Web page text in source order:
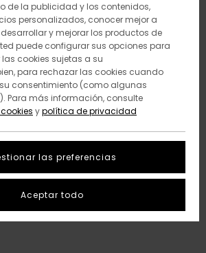
de la publicidad y los contenidos,
personalizados, conocer mejor a
y mejorar los productos de
puede configurar sus opciones para
cookies sujetas a su
para rechazar las cookies cuando
consentimiento (como algunas
Para más información, consulte
ypolítica de privacidad
las preferencias
Aceptar todo